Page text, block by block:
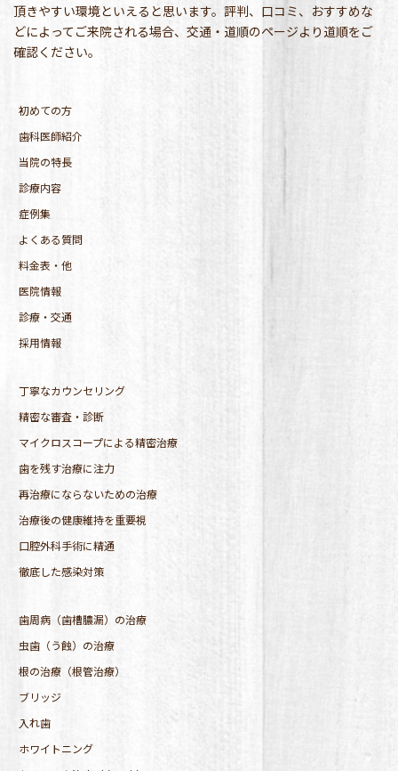
頂きやすい環境といえると思います。評判、口コミ、おすすめな
どによってご来院される場合、交通・道順のページより道順をご
確認ください。
初めての方
歯科医師紹介
当院の特長
診療内容
症例集
よくある質問
料金表・他
医院情報
診療・交通
採用情報
丁寧なカウンセリング
精密な審査・診断
マイクロスコープによる精密治療
歯を残す治療に注力
再治療にならないための治療
治療後の健康維持を重要視
口腔外科手術に精通
徹底した感染対策
歯周病（歯槽膿漏）の治療
虫歯（う蝕）の治療
根の治療（根管治療）
ブリッジ
入れ歯
ホワイトニング